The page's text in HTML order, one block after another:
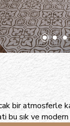
bir atmosferle
bu sık ve